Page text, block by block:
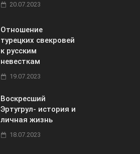
20.07.2023
Отношение
турецких свекровей
к русским
невесткам
19.07.2023
Воскресший
Эртугрул- история и
личная жизнь
18.07.2023